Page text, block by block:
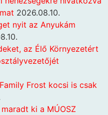
2026.08.10.
nyit az Anyukám
az Élő Környezetért
Frost kocsi is csak
ki a MÚOSZ